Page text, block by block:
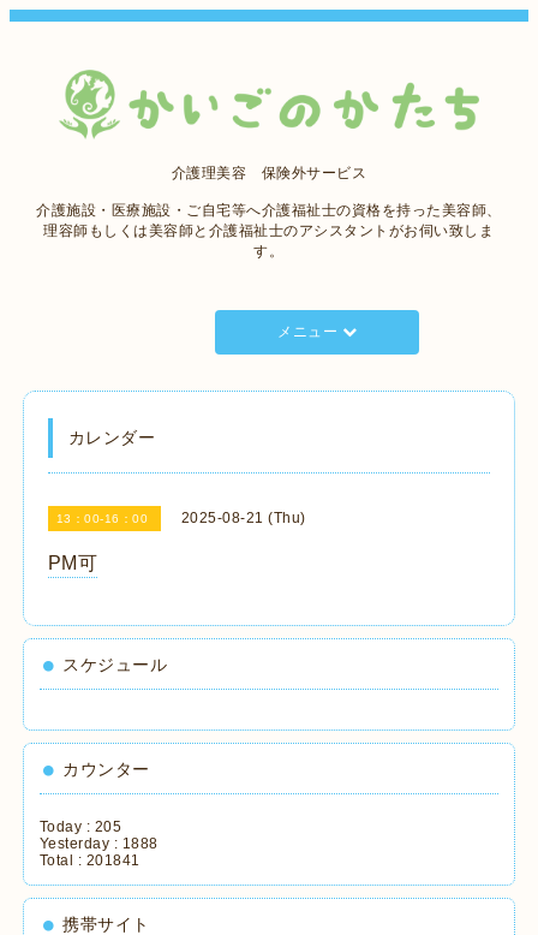
介護理美容 保険外サービス
介護施設・医療施設・ご自宅等へ介護福祉士の資格を持った美容師、
理容師もしくは美容師と介護福祉士のアシスタントがお伺い致しま
す。
メニュー
カレンダー
13：00-16：00 2025-08-21 (Thu)
PM可
スケジュール
カウンター
Today : 205
Yesterday : 1888
Total : 201841
携帯サイト